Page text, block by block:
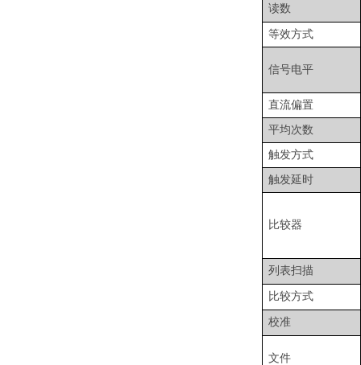
读数
等效方式
信号电平
直流偏置
平均次数
触发方式
触发延时
比较器
列表扫描
比较方式
校准
文件